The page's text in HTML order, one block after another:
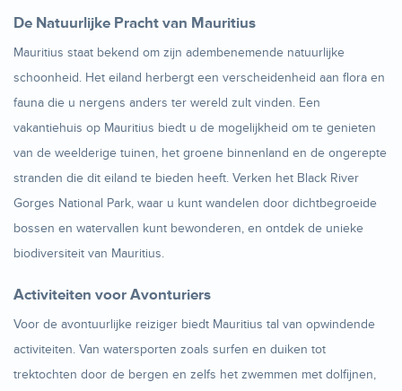
De Natuurlijke Pracht van Mauritius
Mauritius staat bekend om zijn adembenemende natuurlijke
schoonheid. Het eiland herbergt een verscheidenheid aan flora en
fauna die u nergens anders ter wereld zult vinden. Een
vakantiehuis op Mauritius biedt u de mogelijkheid om te genieten
van de weelderige tuinen, het groene binnenland en de ongerepte
stranden die dit eiland te bieden heeft. Verken het Black River
Gorges National Park, waar u kunt wandelen door dichtbegroeide
bossen en watervallen kunt bewonderen, en ontdek de unieke
biodiversiteit van Mauritius.
Activiteiten voor Avonturiers
Voor de avontuurlijke reiziger biedt Mauritius tal van opwindende
activiteiten. Van watersporten zoals surfen en duiken tot
trektochten door de bergen en zelfs het zwemmen met dolfijnen,